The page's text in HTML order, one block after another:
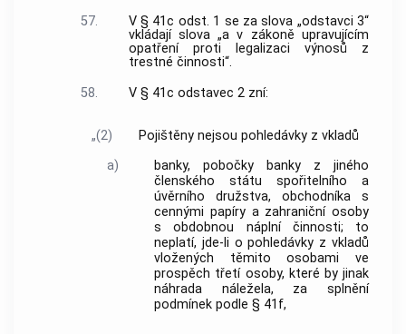
57.
V § 41c odst. 1 se za slova „odstavci 3“
vkládají slova „a v zákoně upravujícím
opatření proti legalizaci výnosů z
trestné činnosti“.
58.
V § 41c odstavec 2 zní:
„(2)
Pojištěny nejsou pohledávky z vkladů
a)
banky, pobočky banky z jiného
členského státu spořitelního a
úvěrního družstva, obchodníka s
cennými papíry a zahraniční osoby
s obdobnou náplní činnosti; to
neplatí, jde-li o pohledávky z vkladů
vložených těmito osobami ve
prospěch třetí osoby, které by jinak
náhrada náležela, za splnění
podmínek podle § 41f,